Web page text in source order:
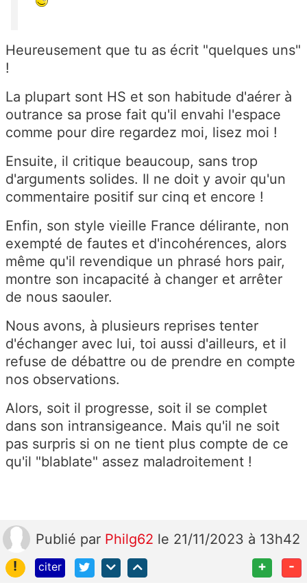
Heureusement que tu as écrit "quelques uns"
!
La plupart sont HS et son habitude d'aérer à
outrance sa prose fait qu'il envahi l'espace
comme pour dire regardez moi, lisez moi !
Ensuite, il critique beaucoup, sans trop
d'arguments solides. Il ne doit y avoir qu'un
commentaire positif sur cinq et encore !
Enfin, son style vieille France délirante, non
exempté de fautes et d'incohérences, alors
même qu'il revendique un phrasé hors pair,
montre son incapacité à changer et arrêter
de nous saouler.
Nous avons, à plusieurs reprises tenter
d'échanger avec lui, toi aussi d'ailleurs, et il
refuse de débattre ou de prendre en compte
nos observations.
Alors, soit il progresse, soit il se complet
dans son intransigeance. Mais qu'il ne soit
pas surpris si on ne tient plus compte de ce
qu'il "blablate" assez maladroitement !
Publié par Philg62 le 21/11/2023 à 13h42
!
citer + -